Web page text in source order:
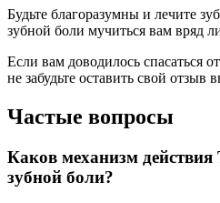
Будьте благоразумны и лечите
зубной боли мучиться вам вряд
Если вам доводилось спасаться
не забудьте оставить свой отзыв
Частые вопросы
Каков механизм
зубной боли?